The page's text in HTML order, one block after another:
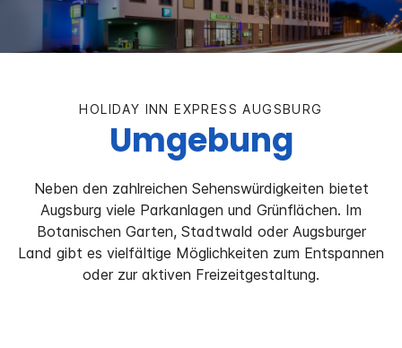
HOLIDAY INN EXPRESS AUGSBURG
Umgebung
Neben den zahlreichen Sehenswürdigkeiten bietet
Augsburg viele Parkanlagen und Grünflächen. Im
Botanischen Garten, Stadtwald oder Augsburger
Land gibt es vielfältige Möglichkeiten zum Entspannen
oder zur aktiven Freizeitgestaltung.